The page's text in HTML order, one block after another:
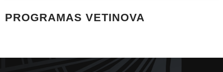
PROGRAMAS VETINOVA